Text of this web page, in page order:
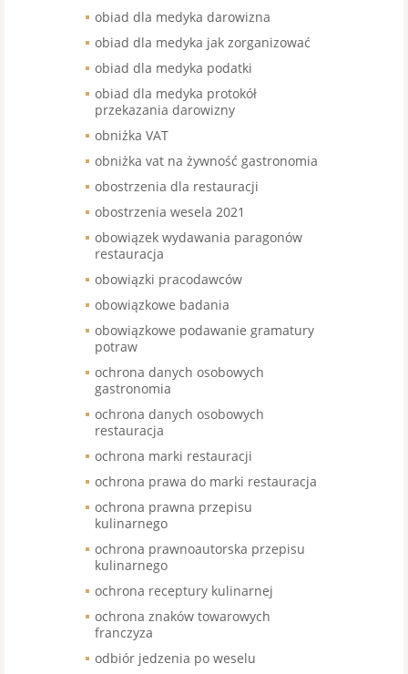
obiad dla medyka darowizna
obiad dla medyka jak zorganizować
obiad dla medyka podatki
obiad dla medyka protokół
przekazania darowizny
obniżka VAT
obniżka vat na żywność gastronomia
obostrzenia dla restauracji
obostrzenia wesela 2021
obowiązek wydawania paragonów
restauracja
obowiązki pracodawców
obowiązkowe badania
obowiązkowe podawanie gramatury
potraw
ochrona danych osobowych
gastronomia
ochrona danych osobowych
restauracja
ochrona marki restauracji
ochrona prawa do marki restauracja
ochrona prawna przepisu
kulinarnego
ochrona prawnoautorska przepisu
kulinarnego
ochrona receptury kulinarnej
ochrona znaków towarowych
franczyza
odbiór jedzenia po weselu